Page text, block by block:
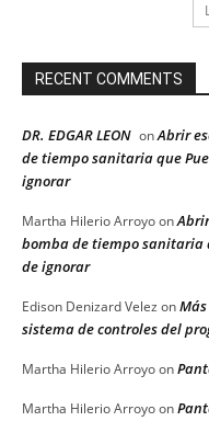
RECENT COMMENTS
DR. EDGAR LEON onAbrir
de tiempo sanitaria que
ignorar
Martha Hilerio Arroyoon
bomba de tiempo sanitaria
de ignorar
Edison Denizard Velez on
sistema de controles del
Martha Hilerio Arroyoon
Martha Hilerio Arroyoon